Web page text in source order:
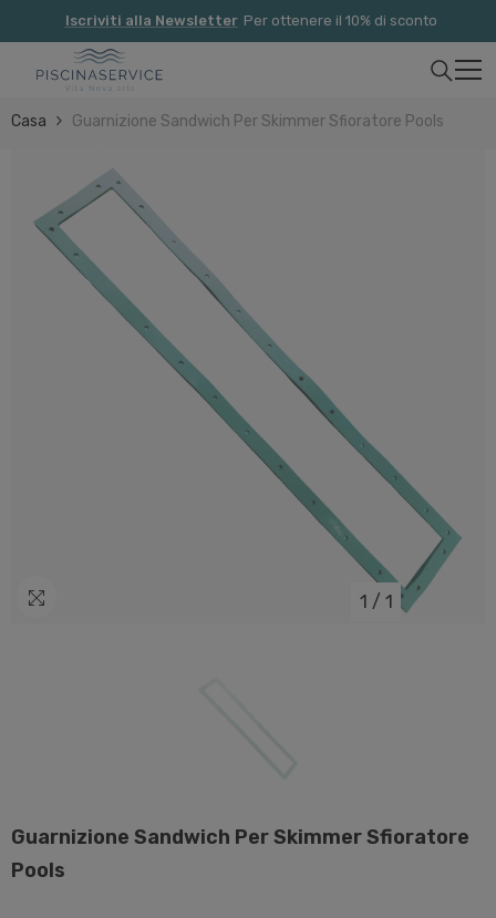
Vai Direttamente Ai ContenutiIscriviti alla Newsletter Per ottenere il 10% di sconto
Casa Guarnizione Sandwich Per Skimmer Sfioratore Pools
1 / 1
Guarnizione Sandwich Per Skimmer Sfioratore
Pools